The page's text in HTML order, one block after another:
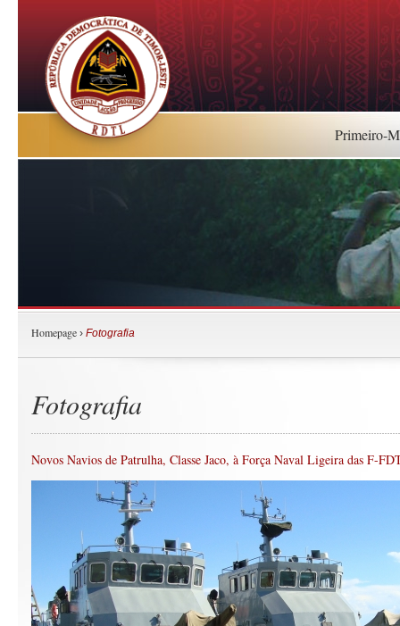
Primeiro-
Homepage › Fotografia
Fotografia
Novos Navios de Patrulha, Classe Jaco, à Força Naval Ligeira das F-